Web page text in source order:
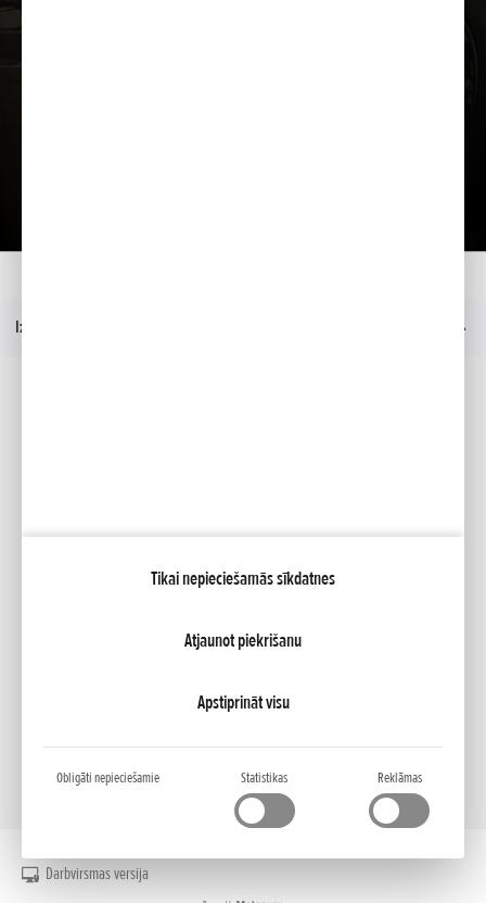
Tikai nepieciešamās sīkdatnes
Atjaunot piekrišanu
Apstiprināt visu
Obligāti nepieciešamie Statistikas Reklāmas
Izvēlne
Līzings Mana Honda Honda RoadSync
Darbvirsmas versija